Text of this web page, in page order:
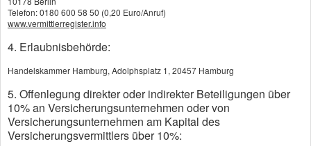
Verlust der eigenen
Arbeitskraft
Immer wieder weisen Verbraucherschützer
darauf hin, dass die
Berufsunfähigkeitsversicherung neben der
Privathaftpflicht die wichtigste Versicherung
überhaupt ist.
Telefon: 0180 600 58 50 (0,20 Euro/Anruf)
www.vermittlerregister.info
4. Erlaubnisbehörde:
Handelskammer Hamburg, Adolphsplatz 1, 20457 Hamburg
5. Offenlegung direkter oder indirekter Beteiligungen über
10% an Versicherungsunternehmen oder von
Versicherungsunternehmen am Kapital des
Versicherungsvermittlers über 10%: